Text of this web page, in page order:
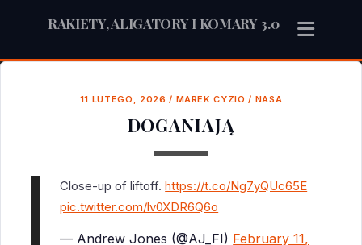
RAKIETY, ALIGATORY I KOMARY 3.0
11 LUTEGO, 2026 / MAREK CYZIO / NASA
DOGANIAJĄ
Close-up of liftoff.https://t.co/Ng7yQUc65E
pic.twitter.com/lv0XDR6Q6o
— Andrew Jones (@AJ_FI) February 11,